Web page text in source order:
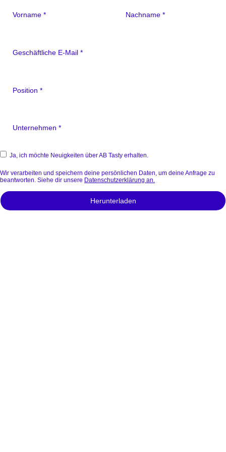
Ja, ich möchte Neuigkeiten über AB Tasty erhalten.
Wir verarbeiten und speichern deine persönlichen Daten, um deine Anfrage zu
beantworten. Siehe dir unsere Datenschutzerklärung an.